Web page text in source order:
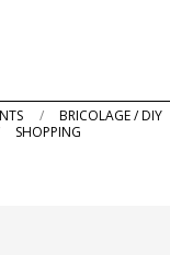
BRICOLAGE / DIY
SHOPPING